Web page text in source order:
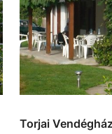
Torjai